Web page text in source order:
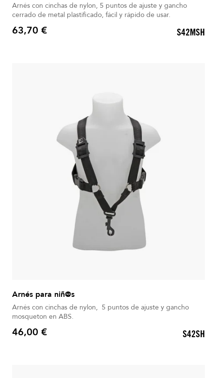
Arnés con cinchas de nylon, 5 puntos de ajuste y gancho
cerrado de metal plastificado, fácil y rápido de usar.
Precio
63,70 € S42MSH
Arnés para niñ@s
Arnés con cinchas de nylon, 5 puntos de ajuste y gancho
mosqueton en ABS.
Precio
46,00 € S42SH